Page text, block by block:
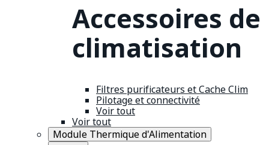
Accessoires de
climatisation
Filtres purificateurs et Cache Clim
Pilotage et connectivité
Voir tout
Voir tout
Module Thermique d'Alimentation